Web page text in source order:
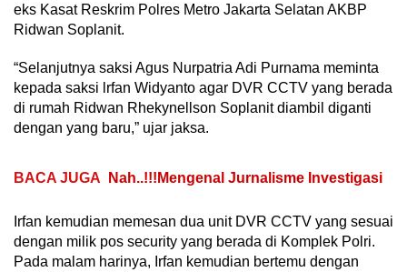
eks Kasat Reskrim Polres Metro Jakarta Selatan AKBP
Ridwan Soplanit.
“Selanjutnya saksi Agus Nurpatria Adi Purnama meminta
kepada saksi lrfan Widyanto agar DVR CCTV yang berada
di rumah Ridwan Rhekynellson Soplanit diambil diganti
dengan yang baru,” ujar jaksa.
BACA JUGA Nah..!!!Mengenal Jurnalisme Investigasi
Irfan kemudian memesan dua unit DVR CCTV yang sesuai
dengan milik pos security yang berada di Komplek Polri.
Pada malam harinya, Irfan kemudian bertemu dengan